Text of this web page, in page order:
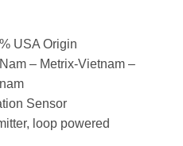
USA Origin
– Metrix-Vietnam –
Sensor
loop powered